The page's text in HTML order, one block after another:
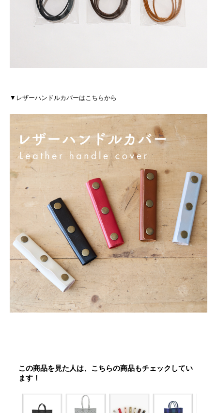
▼レザーハンドルカバーはこちらから
この商品を見た人は、こちらの商品もチェックしてい
ます！